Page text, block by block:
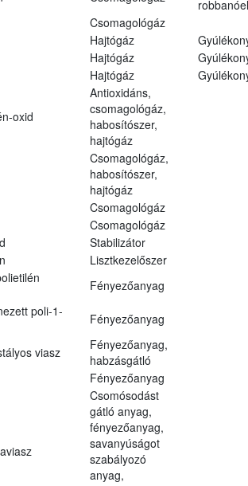
Csomagológáz
Hajtógáz
Hajtógáz
Hajtógáz
oxid
Antioxidáns,
csomagológáz,
habosítószer,
hajtógáz
Csomagológáz,
habosítószer,
hajtógáz
Csomagológáz
Csomagológáz
Stabilizátor
Lisztkezelőszer
Fényezőanyag
poli-1-
Fényezőanyag
viasz
Fényezőanyag,
habzásgátló
Fényezőanyag
Csomósodást
gátló anyag,
fényezőanyag,
savanyúságot
szabályozó
anyag,